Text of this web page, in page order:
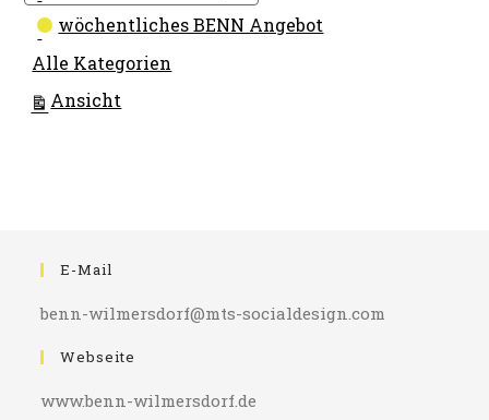
wöchentliches BENN Angebot
Alle Kategorien
Ansicht
E-Mail
benn-wilmersdorf@mts-socialdesign.com
Webseite
www.benn-wilmersdorf.de